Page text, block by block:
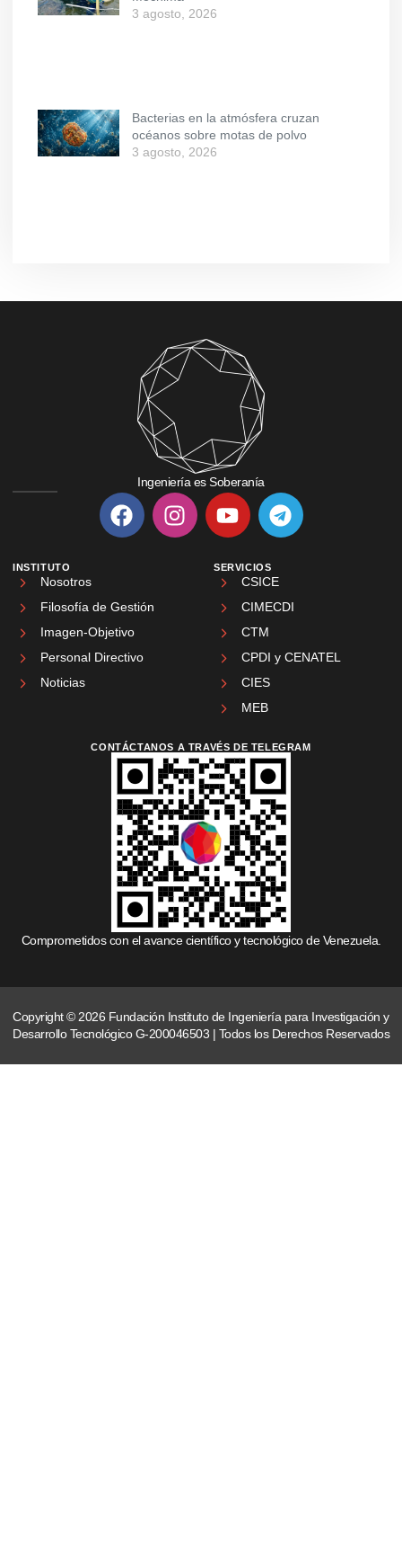
3 agosto, 2026
Bacterias en la atmósfera cruzan
océanos sobre motas de polvo
3 agosto, 2026
Ingeniería es Soberanía
INSTITUTO
Nosotros
Filosofía de Gestión
Imagen-Objetivo
Personal Directivo
Noticias
SERVICIOS
CSICE
CIMECDI
CTM
CPDI y CENATEL
CIES
MEB
CONTÁCTANOS A TRAVÉS DE TELEGRAM
Comprometidos con el avance científico y tecnológico de Venezuela.
Copyright © 2026 Fundación Instituto de Ingeniería para Investigación y
Desarrollo Tecnológico G-200046503 | Todos los Derechos Reservados